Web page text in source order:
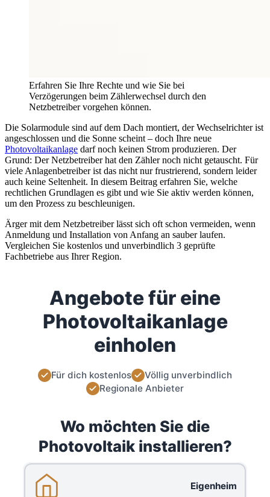
Erfahren Sie Ihre Rechte und wie Sie bei
Verzögerungen beim Zählerwechsel durch den
Netzbetreiber vorgehen können.
Die Solarmodule sind auf dem Dach montiert, der Wechselrichter ist
angeschlossen und die Sonne scheint – doch Ihre neue
Photovoltaikanlage darf noch keinen Strom produzieren. Der
Grund: Der Netzbetreiber hat den Zähler noch nicht getauscht. Für
viele Anlagenbetreiber ist das nicht nur frustrierend, sondern leider
auch keine Seltenheit. In diesem Beitrag erfahren Sie, welche
rechtlichen Grundlagen es gibt und wie Sie aktiv werden können,
um den Prozess zu beschleunigen.
Ärger mit dem Netzbetreiber lässt sich oft schon vermeiden, wenn
Anmeldung und Installation von Anfang an sauber laufen.
Vergleichen Sie kostenlos und unverbindlich 3 geprüfte
Fachbetriebe aus Ihrer Region.
Angebote für eine
Photovoltaikanlage
einholen
Für dich kostenlos
Völlig unverbindlich
Regionale Anbieter
Wo möchten Sie die
Photovoltaik installieren?
Eigenheim